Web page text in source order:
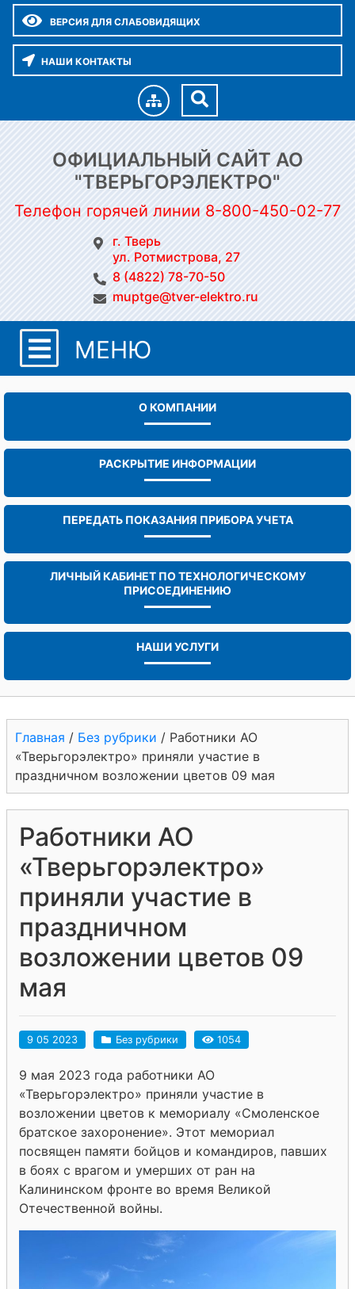
ВЕРСИЯ ДЛЯ СЛАБОВИДЯЩИХ
НАШИ КОНТАКТЫ
ОФИЦИАЛЬНЫЙ САЙТ АО
"ТВЕРЬГОРЭЛЕКТРО"
Телефон горячей линии 8-800-450-02-77
г. Тверь
ул. Ротмистрова, 27
8 (4822) 78-70-50
muptge@tver-elektro.ru
МЕНЮ
О КОМПАНИИ
РАСКРЫТИЕ ИНФОРМАЦИИ
ПЕРЕДАТЬ ПОКАЗАНИЯ ПРИБОРА УЧЕТА
ЛИЧНЫЙ КАБИНЕТ ПО ТЕХНОЛОГИЧЕСКОМУ
ПРИСОЕДИНЕНИЮ
НАШИ УСЛУГИ
Главная / Без рубрики / Работники АО
«Тверьгорэлектро» приняли участие в
праздничном возложении цветов 09 мая
Работники АО
«Тверьгорэлектро»
приняли участие в
праздничном
возложении цветов 09
мая
9 05 2023 Без рубрики 1054
9 мая 2023 года работники АО
«Тверьгорэлектро» приняли участие в
возложении цветов к мемориалу «Смоленское
братское захоронение». Этот мемориал
посвящен памяти бойцов и командиров, павших
в боях с врагом и умерших от ран на
Калининском фронте во время Великой
Отечественной войны.